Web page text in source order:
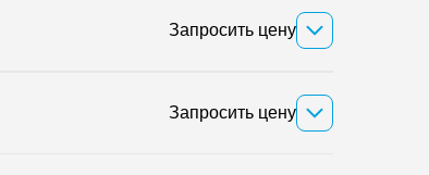
Запросить цену
Запросить цену